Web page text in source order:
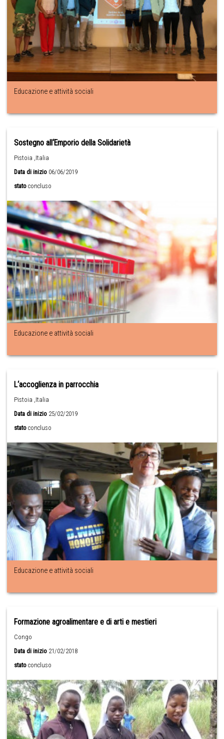
Educazione e attività sociali
Sostegno all‘Emporio della Solidarietà
Pistoia ,Italia
Data di inizio 06/06/2019
stato concluso
Educazione e attività sociali
L‘accoglienza in parrocchia
Pistoia ,Italia
Data di inizio 25/02/2019
stato concluso
Educazione e attività sociali
Formazione agroalimentare e di arti e mestieri
Congo
Data di inizio 21/02/2018
stato concluso